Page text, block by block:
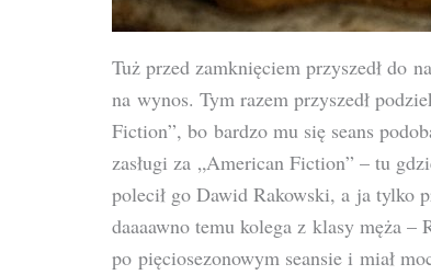
Tuż przed zamknięciem przyszedł do
na wynos. Tym razem przyszedł
Fiction”, bo bardzo mu się seans
zasługi za „American Fiction” – tu
polecił go Dawid Rakowski, a ja tylko
daaaawno temu kolega z klasy męża –
po pięciosezonowym seansie i miał